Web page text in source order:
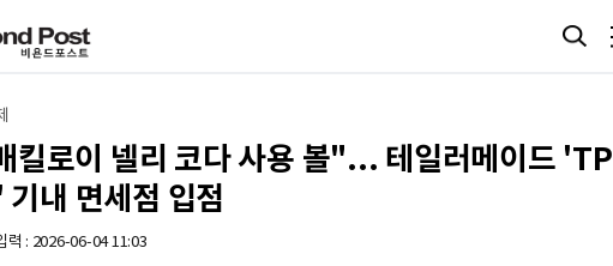
킬로이 넬리 코다 사용 볼"... 테일러메이드 'TP
내 면세점 입점
력 : 2026-06-04 11:03